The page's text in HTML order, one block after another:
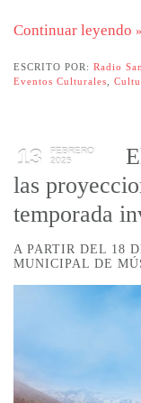
Continuar leyendo
ESCRITO POR: Radio
Eventos Culturales
13
FEBRERO
2025
las
temporada
A PARTIR DEL 18
MUNICIPAL DE